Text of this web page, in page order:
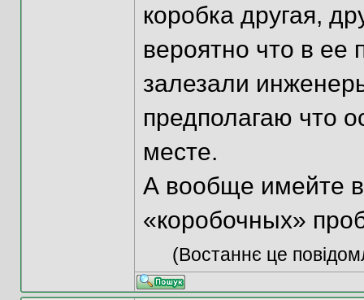
коробка другая,
вероятно что в ее
залезали
предполагаю что
месте.
А вообще имейте
«коробочных»
(Востаннє це